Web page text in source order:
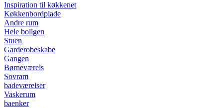
Inspiration til køkkenet
Køkkenbordplade
Andre rum
Hele boligen
Stuen
Garderobeskabe
Gangen
Børneværels
Sovram
badeværelser
Vaskerum
baenker